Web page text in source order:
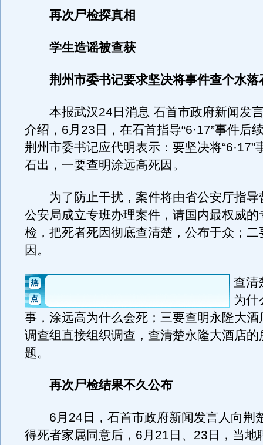
再次尸检探真相
学生造谣被查获
荆州市委书记要求坚决将事件查个水落
本报武汉24日消息 石首市政府新闻发
介绍，6月23日，在石首指导“6·17”事件后
荆州市委书记应代明表示：要坚决将“6·17”
石出，一要查明涂远高死因。
为了防止干扰，案件将由省公安厅指导
公安局成立专班办理案件，请国内最权威的
检，把死者死因彻底查清楚，公布于众；二
因。
查清
为什
事，涂远高为什么会死；三要查明永隆大酒
调查组直接组织调查，查清楚永隆大酒店的
题。
再次尸检结果不久公布
6月24日，石首市政府新闻发言人向荆
得死者家属同意后，6月21日、23日，当地